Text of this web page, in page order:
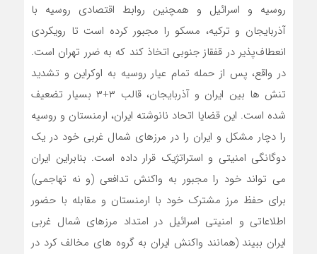
روسیه و اسرائیل و همچنین روابط اقتصادی روسیه با
آذربایجان و ترکیه، مسکو را مجبور کرده است تا رویکردی
انعطاف‌پذیر در قفقاز جنوبی اتخاذ کند که به ضرر تهران است.
در واقع، پس از حمله تمام عیار روسیه به اوکراین و تشدید
تنش ها بین ایران و آذربایجان، قالب ۳+۳ بسیار تضعیف
شده است. این قضایا اتحاد نانوشته ایران، ارمنستان و روسیه
را دچار مشکل و ایران را در مرزهای شمال غربی خود در یک
دوگانگی امنیتی و استراتژیک قرار داده است. بنابراین ایران
می تواند خود را مجبور به واکنش تدافعی (و نه تهاجمی)
برای حفظ مرز مشترک خود با ارمنستان و مقابله با حضور
اطلاعاتی و امنیتی اسرائیل در امتداد مرزهای شمال غربی
ایران ببیند (همانند واکنش ایران به گروه های مخالف کرد در